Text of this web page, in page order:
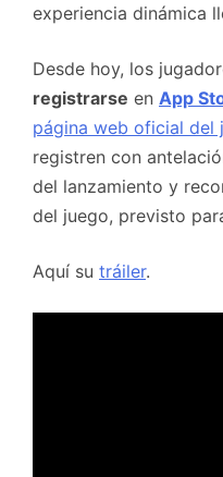
experiencia dinámica
Desde hoy, los
registrarse en App
página web oficial del
registren con
del lanzamiento y
del juego, previsto
Aquí su tráiler.